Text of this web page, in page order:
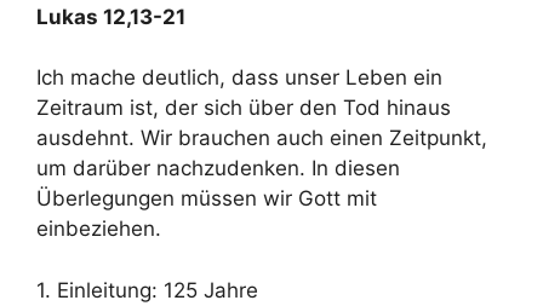
Lukas 12,13-21
Ich mache deutlich, dass unser Leben ein
Zeitraum ist, der sich über den Tod hinaus
ausdehnt. Wir brauchen auch einen Zeitpunkt,
um darüber nachzudenken. In diesen
Überlegungen müssen wir Gott mit
einbeziehen.
1. Einleitung: 125 Jahre